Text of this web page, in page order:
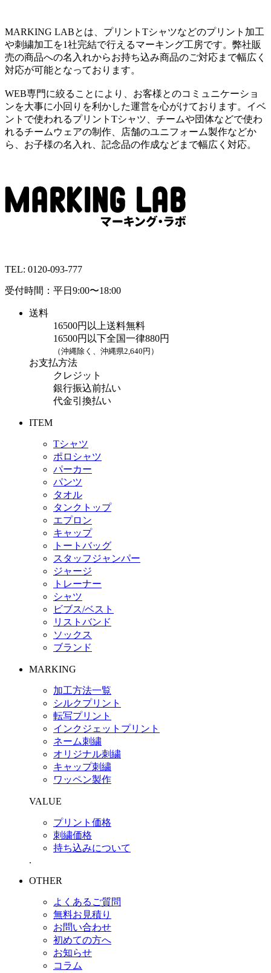
MARKING LABとは、プリントTシャツなどのプリント加工
や刺繍加工を1社完結で行えるマーキング工房です。弊社販
売の商品への名入れからお持ち込み商品のご対応まで幅広く
対応が可能となっております。
WEB専門に絞ることにより、お客様とのコミュニケーショ
ンを大事に小回りを利かした運営を心がけております。イベ
ントで使われるプリントTシャツ、チームや団体などで使わ
れるチームウェアの制作、店舗のユニフォーム製作などか
ら、お子様の名入れ、記念品の作成などまで幅広く対応。
TEL: 0120-093-777
受付時間：平日9:00〜18:00
送料
16500円以上送料無料
16500円以下全国一律880円
（沖縄除く、沖縄県2,640円）
お支払方法
クレジット
銀行振込前払い
代金引換払い
ITEM
Tシャツ
ポロシャツ
パーカー
パンツ
タオル
タンクトップ
エプロン
キャップ
トートバッグ
スタッフジャンパー
ジャージ
トレーナー
シャツ
ビブス/ベスト
リストバンド
ソックス
ブランド
MARKING
加工方法一覧
シルクプリント
転写プリント
インクジェットプリント
ネーム刺繍
オリジナル刺繍
キャップ刺繍
ワッペン製作
VALUE
プリント価格
刺繍価格
持ち込みについて
.
OTHER
よくあるご質問
無料お見積り
お問い合わせ
初めての方へ
お知らせ
コラム